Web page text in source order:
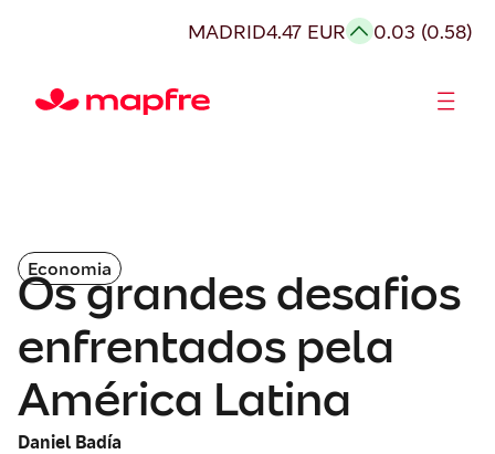
MADRID4.47 EUR 0.03 (0.58)
Economia
Os grandes desafios
enfrentados pela
América Latina
Daniel Badía